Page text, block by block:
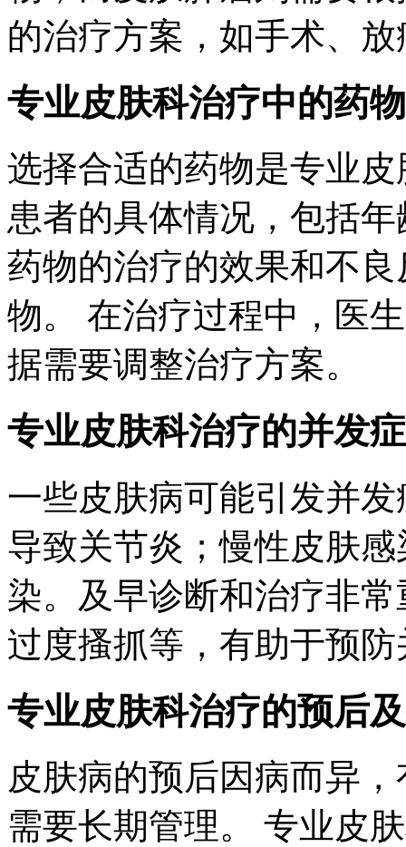
的治疗方案，如手术、
专业皮肤科治疗中的药
选择合适的药物是专业
患者的具体情况，包括
药物的治疗的效果和不
物。 在治疗过程中，医
据需要调整治疗方案。
专业皮肤科治疗的并发
一些皮肤病可能引发并
导致关节炎；慢性皮肤
染。及早诊断和治疗非
过度搔抓等，有助于预
专业皮肤科治疗的预后
皮肤病的预后因病而异
需要长期管理。 专业皮